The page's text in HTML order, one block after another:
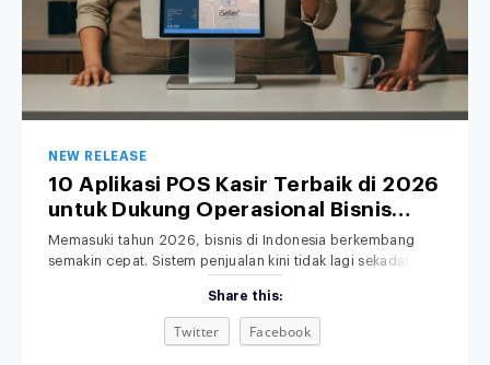
NEW RELEASE
10 Aplikasi POS Kasir Terbaik di 2026
untuk Dukung Operasional Bisnis
Anda
Memasuki tahun 2026, bisnis di Indonesia berkembang
semakin cepat. Sistem penjualan kini tidak lagi sekadar
POS terbaik untuk bisnis retail, F&B, fashion, maupun jasa
menjadi langkah penting untuk meningkatkan efisiensi
operasional. Di saat yang sama, sistem penjualan
Share this:
Twitter Facebook